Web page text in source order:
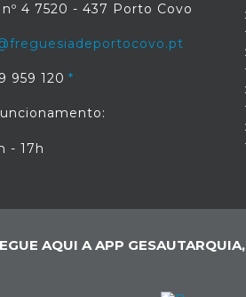
4 7520 - 437 Porto Covo
959 120
- 17h
AQUI A APP GESAUTARQUIA,